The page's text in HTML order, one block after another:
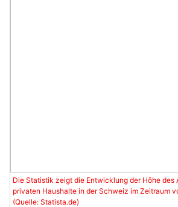
Die Statistik zeigt die Entwicklung der Höhe des
privaten Haushalte in der Schweiz im Zeitraum
(Quelle: Statista.de)